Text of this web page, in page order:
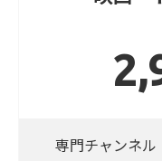
専門チャンネル